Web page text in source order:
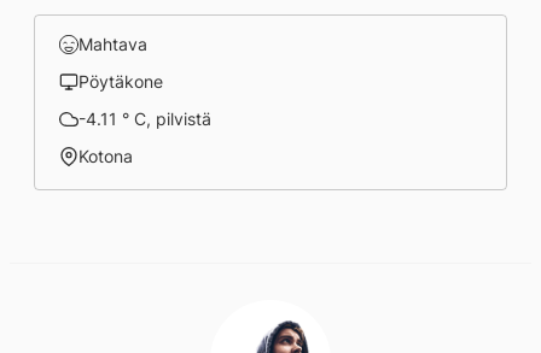
Mahtava
Pöytäkone
-4.11 ° C, pilvistä
Kotona